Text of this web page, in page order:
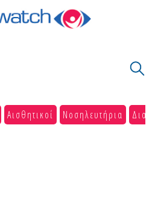
Αισθητικοί Νοσηλευτήρια